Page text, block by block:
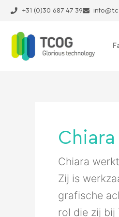
naar
inhoud
+31 (0)30 687 47 39
Chiara
Chiara
Zij is
grafische
rol die zij bij